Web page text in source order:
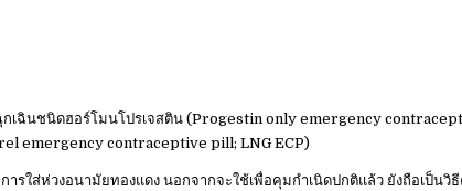
กเฉินชนิดฮอร์โมนโปรเจสติน (Progestin only emergency
emergency contraceptive pill; LNG ECP)
รใส่ห่วงอนามัยทองแดง นอกจากจะใช้เพื่อคุมกำเนิดปกติแล้ว ยังถือเป็